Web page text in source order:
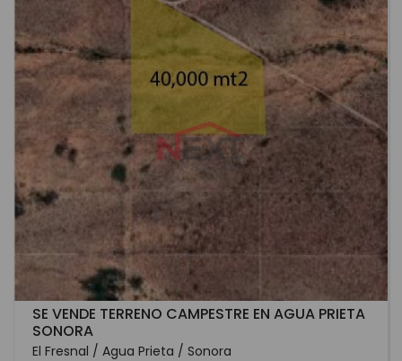
SE VENDE TERRENO CAMPESTRE EN AGUA PRIETA
SONORA
El Fresnal / Agua Prieta / Sonora